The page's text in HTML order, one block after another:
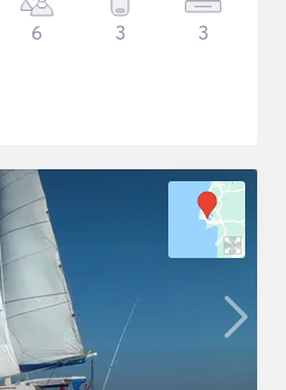
6 3 3